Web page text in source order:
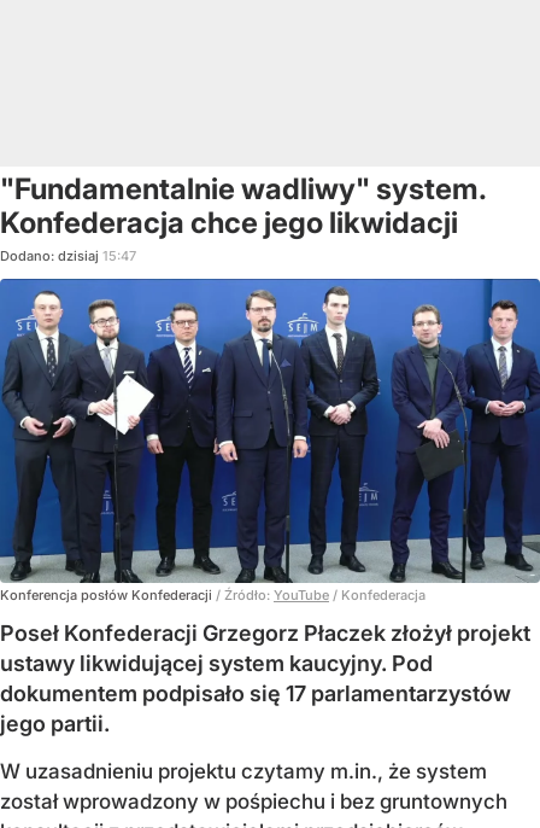
"Fundamentalnie wadliwy" system.
Konfederacja chce jego likwidacji
Dodano: dzisiaj 15:47
Konferencja posłów Konfederacji / Źródło: YouTube / Konfederacja
Poseł Konfederacji Grzegorz Płaczek złożył projekt
ustawy likwidującej system kaucyjny. Pod
dokumentem podpisało się 17 parlamentarzystów
jego partii.
W uzasadnieniu projektu czytamy m.in., że system
został wprowadzony w pośpiechu i bez gruntownych